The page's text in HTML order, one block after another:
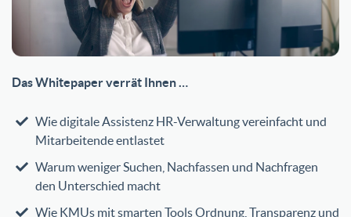
Das Whitepaper verrät Ihnen …
Wie digitale Assistenz HR-Verwaltung vereinfacht und
Mitarbeitende entlastet
Warum weniger Suchen, Nachfassen und Nachfragen
den Unterschied macht
Wie KMUs mit smarten Tools Ordnung, Transparenz und